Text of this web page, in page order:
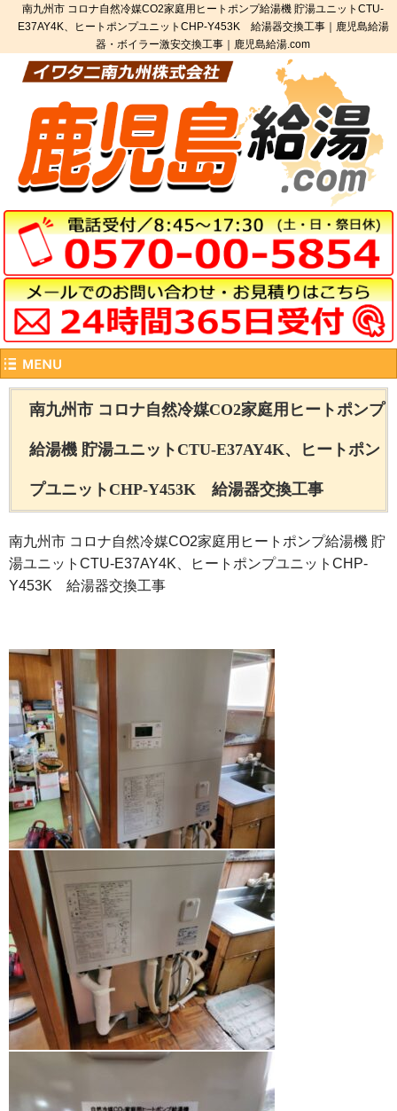
南九州市 コロナ自然冷媒CO2家庭用ヒートポンプ給湯機 貯湯ユニットCTU-
E37AY4K、ヒートポンプユニットCHP-Y453K 給湯器交換工事｜鹿児島給湯
器・ボイラー激安交換工事｜鹿児島給湯.com
南九州市 コロナ自然冷媒CO2家庭用ヒートポンプ
給湯機 貯湯ユニットCTU-E37AY4K、ヒートポン
プユニットCHP-Y453K 給湯器交換工事
南九州市 コロナ自然冷媒CO2家庭用ヒートポンプ給湯機 貯
湯ユニットCTU-E37AY4K、ヒートポンプユニットCHP-
Y453K 給湯器交換工事